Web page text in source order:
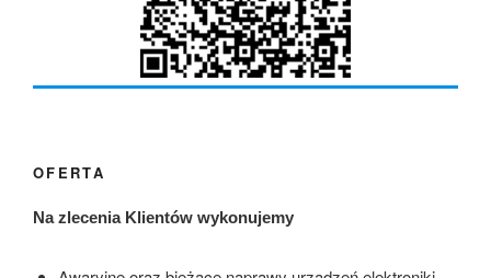
OFERTA
Na zlecenia Klientów wykonujemy